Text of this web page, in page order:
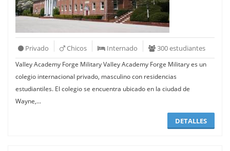
Privado Chicos Internado 300 estudiantes
Valley Academy Forge Military Valley Academy Forge Military es un
colegio internacional privado, masculino con residencias
estudiantiles. El colegio se encuentra ubicado en la ciudad de
Wayne,...
DETALLES